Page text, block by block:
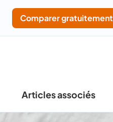
Comparer gratuitement
Articles associés